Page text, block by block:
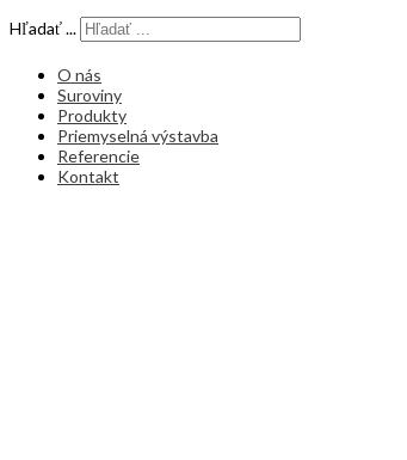
Hľadať ...
O nás
Suroviny
Produkty
Priemyselná výstavba
Referencie
Kontakt